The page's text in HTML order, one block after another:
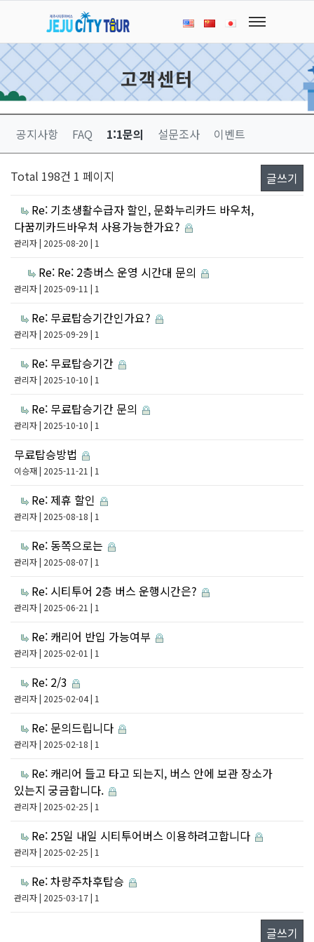
고객센터
공지사항 FAQ 1:1문의 설문조사 이벤트
Total 198건 1 페이지
글쓰기
Re: 기초생활수급자 할인, 문화누리카드 바우처,
다꿈끼카드바우처 사용가능한가요?
관리자| 2025-08-20 | 1
Re: Re: 2층버스 운영 시간대 문의
관리자| 2025-09-11 | 1
Re: 무료탑승기간인가요?
관리자| 2025-09-29 | 1
Re: 무료탑승기간
관리자| 2025-10-10 | 1
Re: 무료탑승기간 문의
관리자| 2025-10-10 | 1
무료탑승방법
이승재| 2025-11-21 | 1
Re: 제휴 할인
관리자| 2025-08-18 | 1
Re: 동쪽으로는
관리자| 2025-08-07 | 1
Re: 시티투어 2층 버스 운행시간은?
관리자| 2025-06-21 | 1
Re: 캐리어 반입 가능여부
관리자| 2025-02-01 | 1
Re: 2/3
관리자| 2025-02-04 | 1
Re: 문의드립니다
관리자| 2025-02-18 | 1
Re: 캐리어 들고 타고 되는지, 버스 안에 보관 장소가
있는지 궁금합니다.
관리자| 2025-02-25 | 1
Re: 25일 내일 시티투어버스 이용하려고합니다
관리자| 2025-02-25 | 1
Re: 차량주차후탑승
관리자| 2025-03-17 | 1
글쓰기